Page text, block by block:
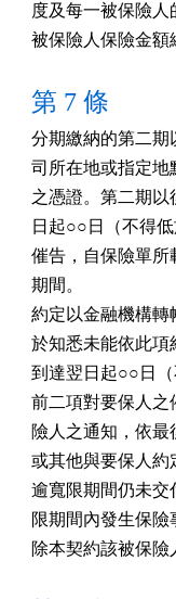
度及每一被保險
被保險人保險金額
第 7 條
分期繳納的第二期
司所在地或指定地
之憑證。第二期
日起○○日（不得
催告，自保險單
期間。
約定以金融機構轉
於知悉未能依此項
到達翌日起○○日（
前二項對要保人之
險人之通知，依
或其他與要保人約
逾寬限期間仍未交
限期間內發生保
除本契約該被保險